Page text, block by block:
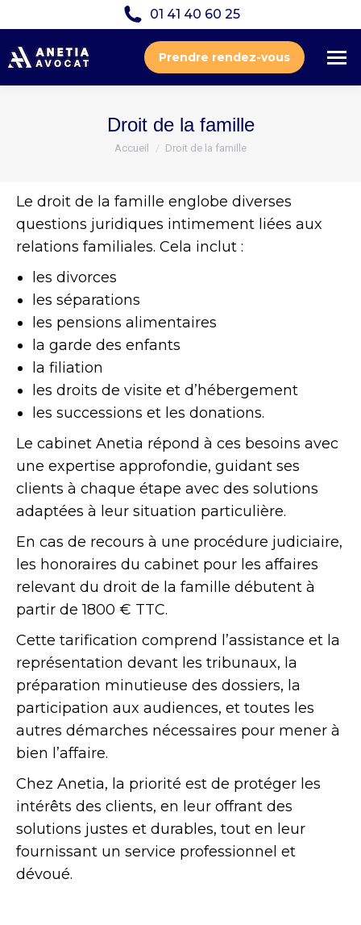
01 41 40 60 25
Prendre rendez-vous
Droit de la famille
Vous êtes ici :
Accueil Droit de la famille
Le droit de la famille englobe diverses
questions juridiques intimement liées aux
relations familiales. Cela inclut :
les divorces
les séparations
les pensions alimentaires
la garde des enfants
la filiation
les droits de visite et d’hébergement
les successions et les donations.
Le cabinet Anetia répond à ces besoins avec
une expertise approfondie, guidant ses
clients à chaque étape avec des solutions
adaptées à leur situation particulière.
En cas de recours à une procédure judiciaire,
les honoraires du cabinet pour les affaires
relevant du droit de la famille débutent à
partir de 1800 € TTC.
Cette tarification comprend l’assistance et la
représentation devant les tribunaux, la
préparation minutieuse des dossiers, la
participation aux audiences, et toutes les
autres démarches nécessaires pour mener à
bien l’affaire.
Chez Anetia, la priorité est de protéger les
intérêts des clients, en leur offrant des
solutions justes et durables, tout en leur
fournissant un service professionnel et
dévoué.